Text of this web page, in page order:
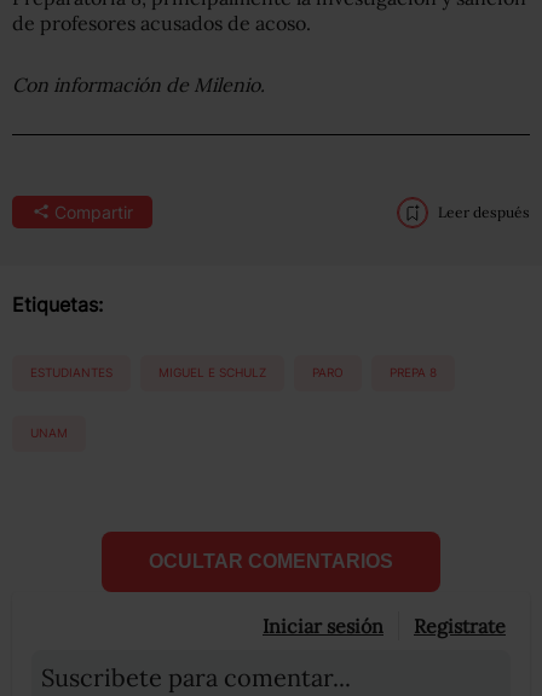
de profesores acusados de acoso.
Con información de Milenio.
Compartir Leer después
Etiquetas:
ESTUDIANTES MIGUEL E SCHULZ PARO PREPA 8
UNAM
OCULTAR COMENTARIOS
Iniciar sesión Registrate
Suscribete para comentar...